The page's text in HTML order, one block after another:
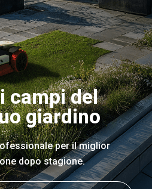
campi del
giardino
per il miglior
dopo stagione.